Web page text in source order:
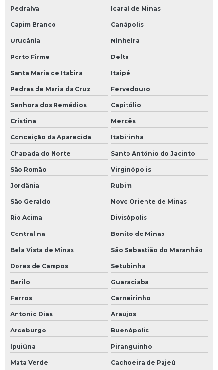
Pedralva Icaraí de Minas
Capim Branco Canápolis
Urucânia Ninheira
Porto Firme Delta
Santa Maria de Itabira Itaipé
Pedras de Maria da Cruz Fervedouro
Senhora dos Remédios Capitólio
Cristina Mercês
Conceição da Aparecida Itabirinha
Chapada do Norte Santo Antônio do Jacinto
São Romão Virginópolis
Jordânia Rubim
São Geraldo Novo Oriente de Minas
Rio Acima Divisópolis
Centralina Bonito de Minas
Bela Vista de Minas São Sebastião do Maranhão
Dores de Campos Setubinha
Berilo Guaraciaba
Ferros Carneirinho
Antônio Dias Araújos
Arceburgo Buenópolis
Ipuiúna Piranguinho
Mata Verde Cachoeira de Pajeú